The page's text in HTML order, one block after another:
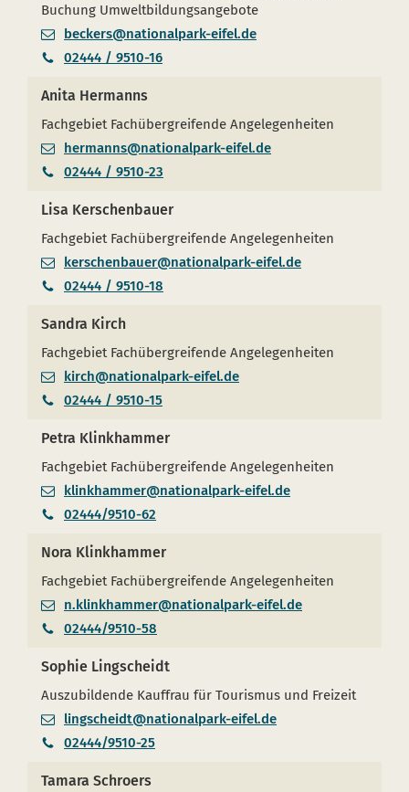
Buchung Umweltbildungsangebote
beckers@nationalpark-eifel.de
02444 / 9510-16
Anita Hermanns
Fachgebiet Fachübergreifende Angelegenheiten
hermanns@nationalpark-eifel.de
02444 / 9510-23
Lisa Kerschenbauer
Fachgebiet Fachübergreifende Angelegenheiten
kerschenbauer@nationalpark-eifel.de
02444 / 9510-18
Sandra Kirch
Fachgebiet Fachübergreifende Angelegenheiten
kirch@nationalpark-eifel.de
02444 / 9510-15
Petra Klinkhammer
Fachgebiet Fachübergreifende Angelegenheiten
klinkhammer@nationalpark-eifel.de
02444/9510-62
Nora Klinkhammer
Fachgebiet Fachübergreifende Angelegenheiten
n.klinkhammer@nationalpark-eifel.de
02444/9510-58
Sophie Lingscheidt
Auszubildende Kauffrau für Tourismus und Freizeit
lingscheidt@nationalpark-eifel.de
02444/9510-25
Tamara Schroers